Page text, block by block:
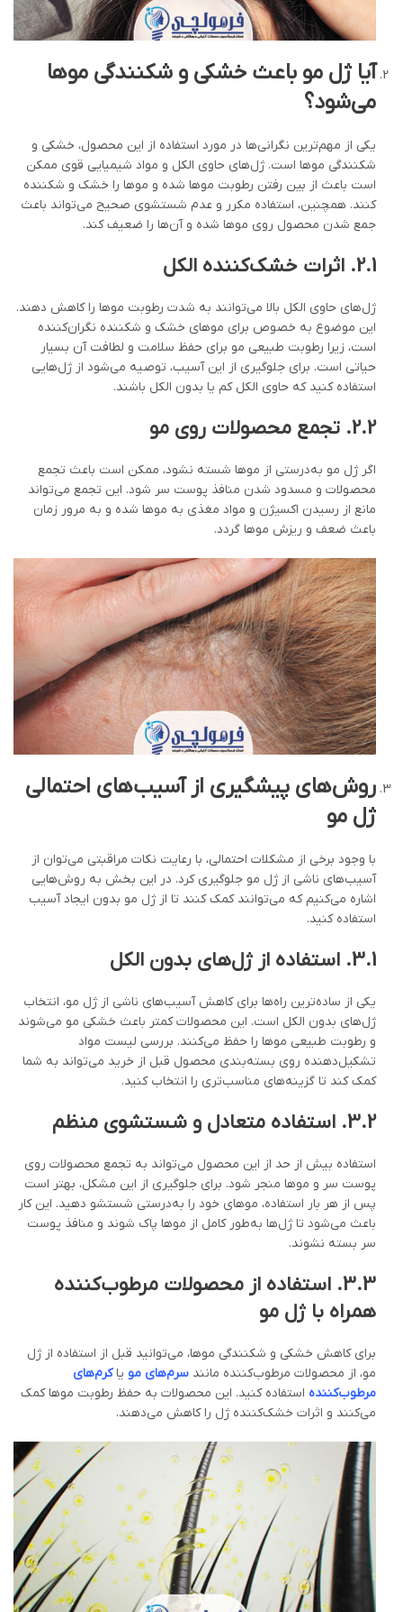
آیا ژل مو باعث خشکی و شکنندگی موها
می‌شود؟
یکی از مهم‌ترین نگرانی‌ها در مورد استفاده از این محصول، خشکی و
شکنندگی موها است. ژل‌های حاوی الکل و مواد شیمیایی قوی ممکن
است باعث از بین رفتن رطوبت موها شده و موها را خشک و شکننده
کنند. همچنین، استفاده مکرر و عدم شستشوی صحیح می‌تواند باعث
جمع شدن محصول روی موها شده و آن‌ها را ضعیف کند.
2.1. اثرات خشک‌کننده الکل
ژل‌های حاوی الکل بالا می‌توانند به شدت رطوبت موها را کاهش دهند.
این موضوع به خصوص برای موهای خشک و شکننده نگران‌کننده
است، زیرا رطوبت طبیعی مو برای حفظ سلامت و لطافت آن بسیار
حیاتی است. برای جلوگیری از این آسیب، توصیه می‌شود از ژل‌هایی
استفاده کنید که حاوی الکل کم یا بدون الکل باشند.
2.2. تجمع محصولات روی مو
اگر ژل مو به‌درستی از موها شسته نشود، ممکن است باعث تجمع
محصولات و مسدود شدن منافذ پوست سر شود. این تجمع می‌تواند
مانع از رسیدن اکسیژن و مواد مغذی به موها شده و به مرور زمان
باعث ضعف و ریزش موها گردد.
روش‌های پیشگیری از آسیب‌های احتمالی
ژل مو
با وجود برخی از مشکلات احتمالی، با رعایت نکات مراقبتی می‌توان از
آسیب‌های ناشی از ژل مو جلوگیری کرد. در این بخش به روش‌هایی
اشاره می‌کنیم که می‌توانند کمک کنند تا از ژل مو بدون ایجاد آسیب
استفاده کنید.
3.1. استفاده از ژل‌های بدون الکل
یکی از ساده‌ترین راه‌ها برای کاهش آسیب‌های ناشی از ژل مو، انتخاب
ژل‌های بدون الکل است. این محصولات کمتر باعث خشکی مو می‌شوند
و رطوبت طبیعی موها را حفظ می‌کنند. بررسی لیست مواد
تشکیل‌دهنده روی بسته‌بندی محصول قبل از خرید می‌تواند به شما
کمک کند تا گزینه‌های مناسب‌تری را انتخاب کنید.
3.2. استفاده متعادل و شستشوی منظم
استفاده بیش از حد از این محصول می‌تواند به تجمع محصولات روی
پوست سر و موها منجر شود. برای جلوگیری از این مشکل، بهتر است
پس از هر بار استفاده، موهای خود را به‌درستی شستشو دهید. این کار
باعث می‌شود تا ژل‌ها به‌طور کامل از موها پاک شوند و منافذ پوست
سر بسته نشوند.
3.3. استفاده از محصولات مرطوب‌کننده
همراه با ژل مو
برای کاهش خشکی و شکنندگی موها، می‌توانید قبل از استفاده از ژل
مو، از محصولات مرطوب‌کننده مانند سرم‌های مو یاکرم‌های
مرطوب‌کننده استفاده کنید. این محصولات به حفظ رطوبت موها کمک
می‌کنند و اثرات خشک‌کننده ژل را کاهش می‌دهند.